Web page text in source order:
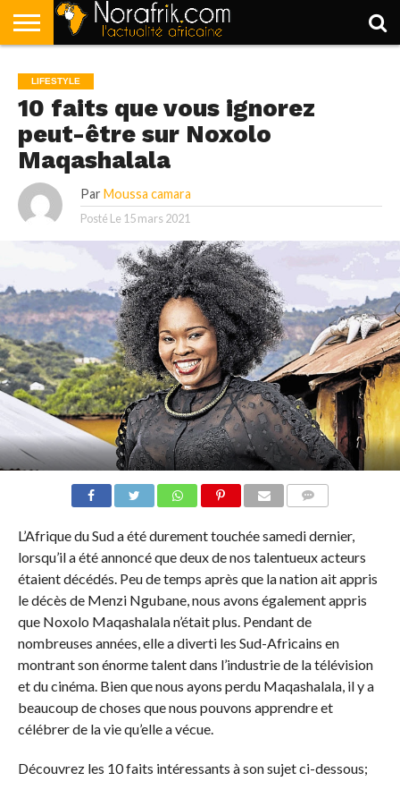
POLITIQUE
SOCIÉTÉ
ECONOMIE
SPORT
LIFESTYLE
LIFESTYLE
10 faits que vous ignorez
peut-être sur Noxolo
Maqashalala
Par Moussa camara
Posté Le 15 mars 2021
L’Afrique du Sud a été durement touchée samedi dernier,
lorsqu’il a été annoncé que deux de nos talentueux acteurs
étaient décédés. Peu de temps après que la nation ait appris
le décès de Menzi Ngubane, nous avons également appris
que Noxolo Maqashalala n’était plus. Pendant de
nombreuses années, elle a diverti les Sud-Africains en
montrant son énorme talent dans l’industrie de la télévision
et du cinéma. Bien que nous ayons perdu Maqashalala, il y a
beaucoup de choses que nous pouvons apprendre et
célébrer de la vie qu’elle a vécue.
Découvrez les 10 faits intéressants à son sujet ci-dessous;